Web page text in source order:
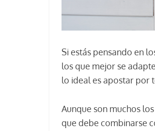
Si estás pensando en
los que mejor se
lo ideal es apostar por
Aunque son muchos
que debe combinarse